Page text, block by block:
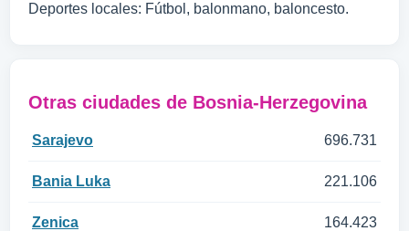
Deportes locales: Fútbol, balonmano, baloncesto.
Otras ciudades de Bosnia-Herzegovina
Sarajevo 696.731
Bania Luka 221.106
Zenica 164.423